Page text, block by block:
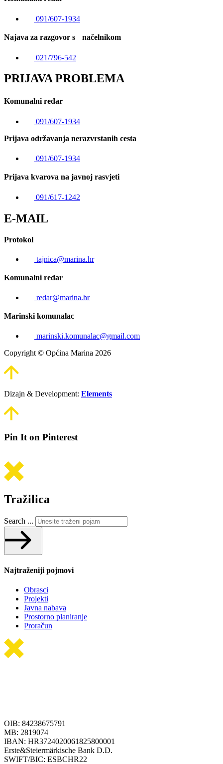
091/607-1934
Najava za razgovor s načelnikom
021/796-542
PRIJAVA PROBLEMA
Komunalni redar
091/607-1934
Prijava održavanja nerazvrstanih cesta
091/607-1934
Prijava kvarova na javnoj rasvjeti
091/617-1242
E-MAIL
Protokol
tajnica@marina.hr
Komunalni redar
redar@marina.hr
Marinski komunalac
marinski.komunalac@gmail.com
Copyright © Općina Marina 2026
Dizajn & Development: Elements
Pin It on Pinterest
Tražilica
Search ...
Najtraženiji pojmovi
Obrasci
Projekti
Javna nabava
Prostorno planiranje
Proračun
OIB: 84238675791
MB: 2819074
IBAN: HR3724020061825800001
Erste&Steiermärkische Bank D.D.
SWIFT/BIC: ESBCHR22